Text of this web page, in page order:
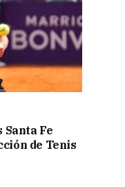
Santa Fe
de Tenis